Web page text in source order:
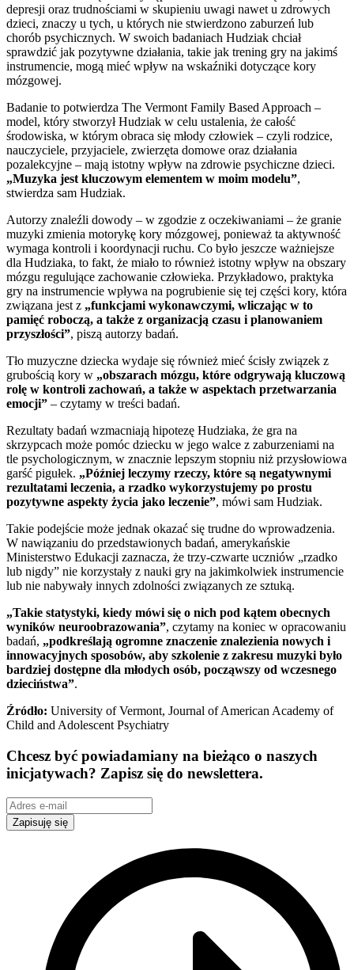
depresji oraz trudnościami w skupieniu uwagi nawet u zdrowych
dzieci, znaczy u tych, u których nie stwierdzono zaburzeń lub
chorób psychicznych. W swoich badaniach Hudziak chciał
sprawdzić jak pozytywne działania, takie jak trening gry na jakimś
instrumencie, mogą mieć wpływ na wskaźniki dotyczące kory
mózgowej.
Badanie to potwierdza The Vermont Family Based Approach –
model, który stworzył Hudziak w celu ustalenia, że całość
środowiska, w którym obraca się młody człowiek – czyli rodzice,
nauczyciele, przyjaciele, zwierzęta domowe oraz działania
pozalekcyjne – mają istotny wpływ na zdrowie psychiczne dzieci.
„Muzyka jest kluczowym elementem w moim modelu”,
stwierdza sam Hudziak.
Autorzy znaleźli dowody – w zgodzie z oczekiwaniami – że granie
muzyki zmienia motorykę kory mózgowej, ponieważ ta aktywność
wymaga kontroli i koordynacji ruchu. Co było jeszcze ważniejsze
dla Hudziaka, to fakt, że miało to również istotny wpływ na obszary
mózgu regulujące zachowanie człowieka. Przykładowo, praktyka
gry na instrumencie wpływa na pogrubienie się tej części kory, która
związana jest z „funkcjami wykonawczymi, wliczając w to
pamięć roboczą, a także z organizacją czasu i planowaniem
przyszłości”, piszą autorzy badań.
Tło muzyczne dziecka wydaje się również mieć ścisły związek z
grubością kory w „obszarach mózgu, które odgrywają kluczową
rolę w kontroli zachowań, a także w aspektach przetwarzania
emocji” – czytamy w treści badań.
Rezultaty badań wzmacniają hipotezę Hudziaka, że gra na
skrzypcach może pomóc dziecku w jego walce z zaburzeniami na
tle psychologicznym, w znacznie lepszym stopniu niż przysłowiowa
garść pigułek. „Później leczymy rzeczy, które są negatywnymi
rezultatami leczenia, a rzadko wykorzystujemy po prostu
pozytywne aspekty życia jako leczenie”, mówi sam Hudziak.
Takie podejście może jednak okazać się trudne do wprowadzenia.
W nawiązaniu do przedstawionych badań, amerykańskie
Ministerstwo Edukacji zaznacza, że trzy-czwarte uczniów „rzadko
lub nigdy” nie korzystały z nauki gry na jakimkolwiek instrumencie
lub nie nabywały innych zdolności związanych ze sztuką.
„Takie statystyki, kiedy mówi się o nich pod kątem obecnych
wyników neuroobrazowania”, czytamy na koniec w opracowaniu
badań, „podkreślają ogromne znaczenie znalezienia nowych i
innowacyjnych sposobów, aby szkolenie z zakresu muzyki było
bardziej dostępne dla młodych osób, począwszy od wczesnego
dzieciństwa”.
Źródło: University of Vermont, Journal of American Academy of
Child and Adolescent Psychiatry
Chcesz być powiadamiany na bieżąco o naszych
inicjatywach? Zapisz się do newslettera.
Zapisuję się